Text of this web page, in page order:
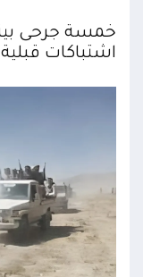
خمسة جرحى
اشتباكات